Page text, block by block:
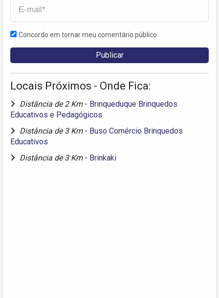
Concordo em tornar meu comentário público
Locais Próximos - Onde Fica:
Distância de 2 Km - Brinqueduque Brinquedos
Educativos e Pedagógicos
Distância de 3 Km - Buso Comércio Brinquedos
Educativos
Distância de 3 Km - Brinkaki